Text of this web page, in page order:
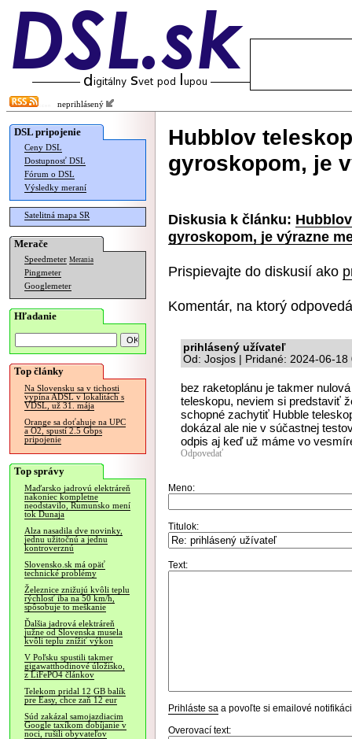
neprihlásený
DSL pripojenie
Ceny DSL
Dostupnosť DSL
Fórum o DSL
Výsledky meraní
Satelitná mapa SR
Merače
Speedmeter Merania
Pingmeter
Googlemeter
Hľadanie
Top články
Na Slovensku sa v tichosti
vypína ADSL v lokalitách s
VDSL, už 31. mája
Orange sa doťahuje na UPC
a O2, spustí 2.5 Gbps
pripojenie
Top správy
Maďarsko jadrovú elektráreň
nakoniec kompletne
neodstavilo, Rumunsko mení
tok Dunaja
Alza nasadila dve novinky,
jednu užitočnú a jednu
kontroverznú
Slovensko.sk má opäť
technické problémy
Železnice znižujú kvôli teplu
rýchlosť iba na 50 km/h,
spôsobuje to meškanie
Ďalšia jadrová elektráreň
južne od Slovenska musela
kvôli teplu znížiť výkon
V Poľsku spustili takmer
gigawatthodinové úložisko,
z LiFePO4 článkov
Telekom pridal 12 GB balík
pre Easy, chce zaň 12 eur
Súd zakázal samojazdiacim
Google taxíkom dobíjanie v
noci, rušili obyvateľov
Hubblov
gyroskopom, je
Diskusia k článku:
gyroskopom, je výrazne
Prispievajte do diskusií ako
Komentár, na ktorý
prihlásený užívateľ
Od: Josjos | Pridané: 2024-06-18
bez raketoplánu je takmer
teleskopu, neviem si predstaviť
schopné zachytiť Hubble
dokázal ale nie v súčastnej
odpis aj keď už máme vo
Odpovedať
Meno:
Titulok:
Text:
Prihláste sa a povoľte si emailové
Overovací text: